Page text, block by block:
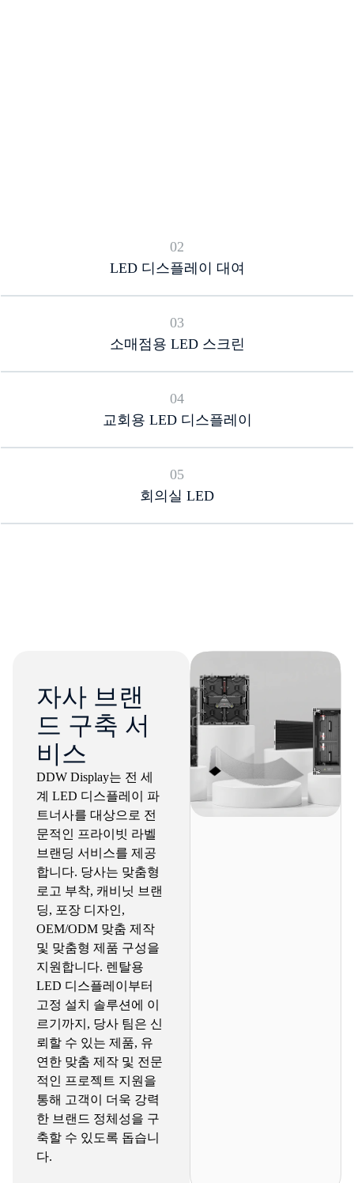
02
LED 디스플레이 대여
03
소매점용 LED 스크린
04
교회용 LED 디스플레이
05
회의실 LED
자사 브랜
드 구축 서
비스
DDW Display는 전 세
계 LED 디스플레이 파
트너사를 대상으로 전
문적인 프라이빗 라벨
브랜딩 서비스를 제공
합니다. 당사는 맞춤형
로고 부착, 캐비닛 브랜
딩, 포장 디자인,
OEM/ODM 맞춤 제작
및 맞춤형 제품 구성을
지원합니다. 렌탈용
LED 디스플레이부터
고정 설치 솔루션에 이
르기까지, 당사 팀은 신
뢰할 수 있는 제품, 유
연한 맞춤 제작 및 전문
적인 프로젝트 지원을
통해 고객이 더욱 강력
한 브랜드 정체성을 구
축할 수 있도록 돕습니
다.